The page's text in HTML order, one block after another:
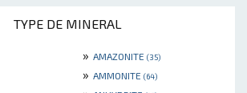
TYPE DE MINERAL
» AMAZONITE (35)
» AMMONITE (64)